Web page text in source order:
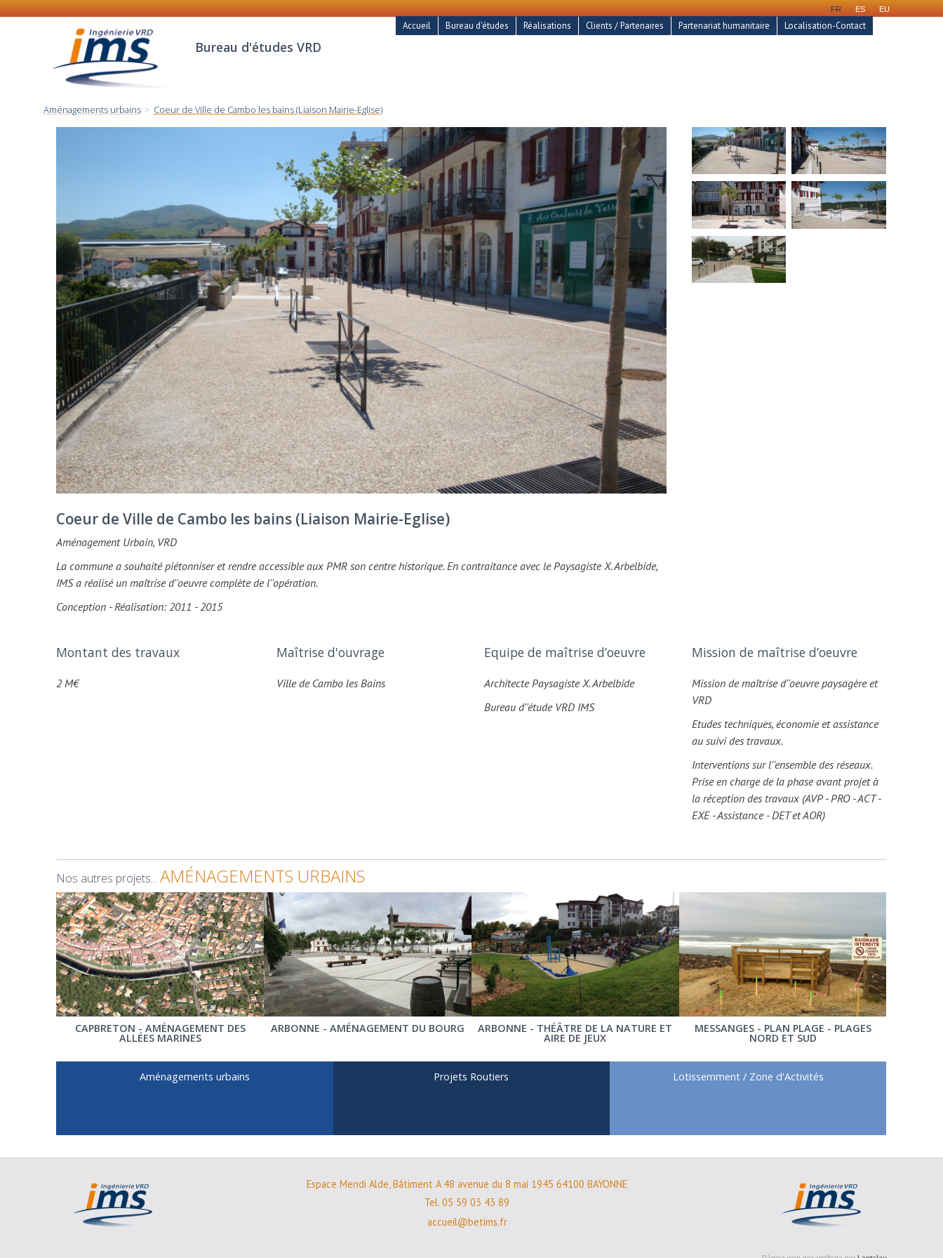
FR - ES - EU
Bureau d'études VRD
Accueil Bureau d'études Réalisations Clients / Partenaires Partenariat humanitaire Localisation-Contact
Aménagements urbains > Coeur de Ville de Cambo les bains (Liaison Mairie-Eglise)
Coeur de Ville de Cambo les bains (Liaison Mairie-Eglise)
Aménagement Urbain, VRD
La commune a souhaité piétonniser et rendre accessible aux PMR son centre historique. En contraitance avec le Paysagiste X. Arbelbide,
IMS a réalisé un maîtrise d''oeuvre complète de l''opération.
Conception - Réalisation: 2011 - 2015
Montant des travaux
2 M€
Maîtrise d'ouvrage
Ville de Cambo les Bains
Equipe de maîtrise d’oeuvre
Architecte Paysagiste X. Arbelbide
Bureau d''étude VRD IMS
Mission de maîtrise d’oeuvre
Mission de maîtrise d''oeuvre paysagère et
VRD
Etudes techniques, économie et assistance
au suivi des travaux.
Interventions sur l''ensemble des réseaux.
Prise en charge de la phase avant projet à
la réception des travaux (AVP - PRO - ACT -
EXE - Assistance - DET et AOR)
Nos autres projets...AMÉNAGEMENTS URBAINS
CAPBRETON - AMÉNAGEMENT DES
ALLÉES MARINES
ARBONNE - AMÉNAGEMENT DU BOURG ARBONNE - THÉÂTRE DE LA NATURE ET
AIRE DE JEUX
MESSANGES - PLAN PLAGE - PLAGES
NORD ET SUD
Aménagements urbains Projets Routiers Lotissemment / Zone d'Activités
Espace Mendi Alde, Bâtiment A 48 avenue du 8 mai 1945 64100 BAYONNE
Tel. 05 59 03 43 89
accueil@betims.fr